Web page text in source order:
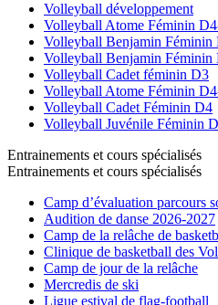
Volleyball développement
Volleyball Atome Féminin
Volleyball Benjamin Féminin
Volleyball Benjamin Féminin
Volleyball Cadet féminin D3
Volleyball Atome Féminin
Volleyball Cadet Féminin D4
Volleyball Juvénile Féminin
Entrainements et cours spécialisés
Entrainements et cours spécialisés
Camp d’évaluation parcours
Audition de danse 2026-2027
Camp de la relâche de
Clinique de basketball des
Camp de jour de la relâche
Mercredis de ski
Ligue estival de flag-football